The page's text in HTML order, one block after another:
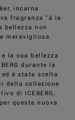
incarna
fragranza "à la
bellezza non
meravigliosa.
la sua bellezza
durante la
è stata scelta
della collezione
di ICEBERG,
questa nuova